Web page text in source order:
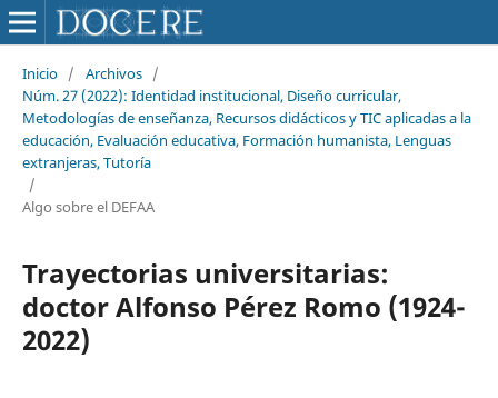
Inicio / Archivos /
Núm. 27 (2022): Identidad institucional, Diseño curricular,
Metodologías de enseñanza, Recursos didácticos y TIC aplicadas a la
educación, Evaluación educativa, Formación humanista, Lenguas
extranjeras, Tutoría
/
Algo sobre el DEFAA
Trayectorias universitarias:
doctor Alfonso Pérez Romo (1924-
2022)